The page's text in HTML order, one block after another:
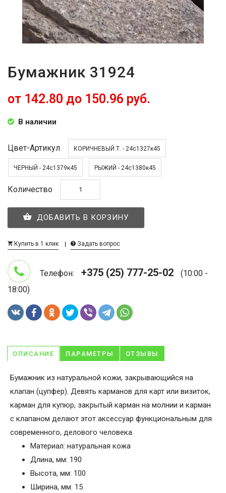
Бумажник 31924
от 142.80 до 150.96 руб.
В наличии
Цвет-Артикул КОРИЧНЕВЫЙ Т. - 24с1327к45
ЧЕРНЫЙ - 24с1379к45 РЫЖИЙ - 24с1380к45
Количество
ДОБАВИТЬ В КОРЗИНУ
Купить в 1 клик Задать вопрос
Телефон: +375 (25) 777-25-02
(10:00 -
18:00)
ОПИСАНИЕ ПАРАМЕТРЫ ОТЗЫВЫ
Бумажник из натуральной кожи, закрывающийся на
клапан (цупфер). Девять карманов для карт или визиток,
карман для купюр, закрытый карман на молнии и карман
с клапаном делают этот аксессуар функциональным для
современного, делового человека.
Материал: натуральная кожа
Длина, мм: 190
Высота, мм: 100
Ширина, мм: 15